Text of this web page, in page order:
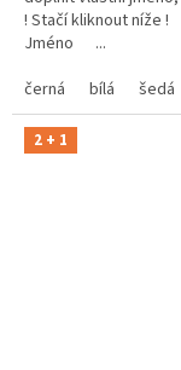
! Stačí kliknout
Jméno ...
černá
bílá šedá
2 + 1